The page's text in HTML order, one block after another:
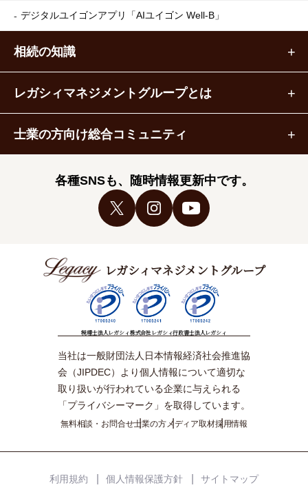
デジタルユイゴンアプリ 「AIユイゴン Well-B」
相続の知識
レガシィマネジメントグループとは
士業の方向け総合コミュニティ
各種SNSも、随時情報更新中です。
レガシィマネジメントグループ
税理士法人レガシィ株式会社レガシィ行政書士法人レガシィ
当社は一般財団法人日本情報経済社会推進協
会（JIPDEC）より個人情報について適切な
取り扱いが行われている企業に与えられる
「プライバシーマーク」を取得しています。
無料相談・お問合せ士業の方メディア取材採用情報
利用規約 個人情報保護方針 サイトマップ